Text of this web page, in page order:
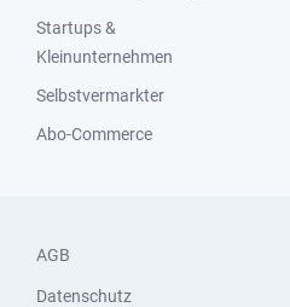
Startups &
Kleinunternehmen
Selbstvermarkter
Abo-Commerce
AGB
Datenschutz